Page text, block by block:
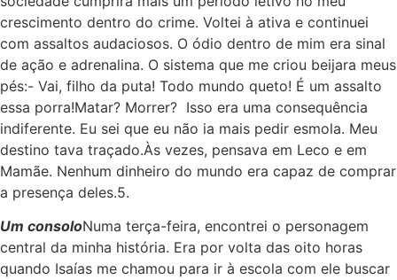
crescimento dentro do crime. Voltei à ativa e continuei
com assaltos audaciosos. O ódio dentro de mim era sinal
de ação e adrenalina. O sistema que me criou beijara meus
pés:- Vai, filho da puta! Todo mundo queto! É um assalto
essa porra!Matar? Morrer? Isso era uma consequência
indiferente. Eu sei que eu não ia mais pedir esmola. Meu
destino tava traçado.Às vezes, pensava em Leco e em
Mamãe. Nenhum dinheiro do mundo era capaz de comprar
a presença deles.5.
Um consoloNuma terça-feira, encontrei o personagem
central da minha história. Era por volta das oito horas
quando Isaías me chamou para ir à escola com ele buscar